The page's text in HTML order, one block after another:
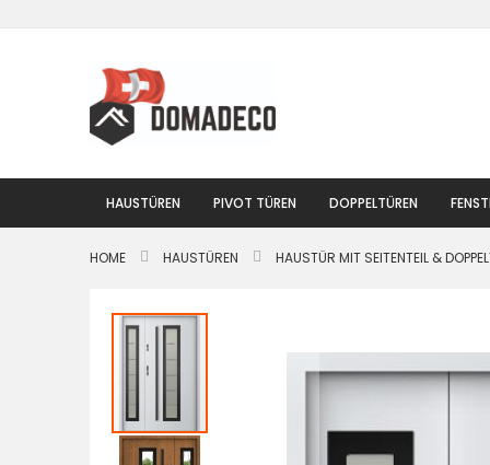
Inhalt
HAUSTÜREN PIVOT TÜREN DOPPELTÜREN
HOME HAUSTÜREN HAUSTÜR MIT SEITENTEIL &
Zum
Ende
der
Bildgalerie
springen